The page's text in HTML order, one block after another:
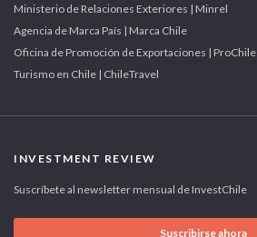
Ministerio de Relaciones Exteriores | Minrel
Agencia de Marca País | Marca Chile
Oficina de Promoción de Exportaciones | ProChile
Turismo en Chile | ChileTravel
INVESTMENT REVIEW
Suscríbete al newsletter mensual de InvestChile
Suscribirse ahora